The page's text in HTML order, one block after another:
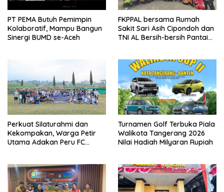
PT PEMA Butuh Pemimpin
Kolaboratif, Mampu Bangun
Sinergi BUMD se-Aceh
FKPPAL bersama Rumah
Sakit Sari Asih Cipondoh dan
TNI AL Bersih-bersih Pantai
Perkuat Silaturahmi dan
Kekompakan, Warga Petir
Utama Adakan Peru FC
Turnamen Golf Terbuka Piala
Walikota Tangerang 2026
Nilai Hadiah Milyaran Rupiah